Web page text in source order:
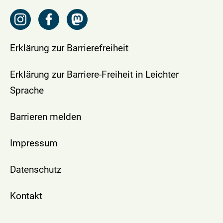
Erklärung zur Barrierefreiheit
Erklärung zur Barriere-Freiheit in Leichter
Sprache
Barrieren melden
Impressum
Datenschutz
Kontakt